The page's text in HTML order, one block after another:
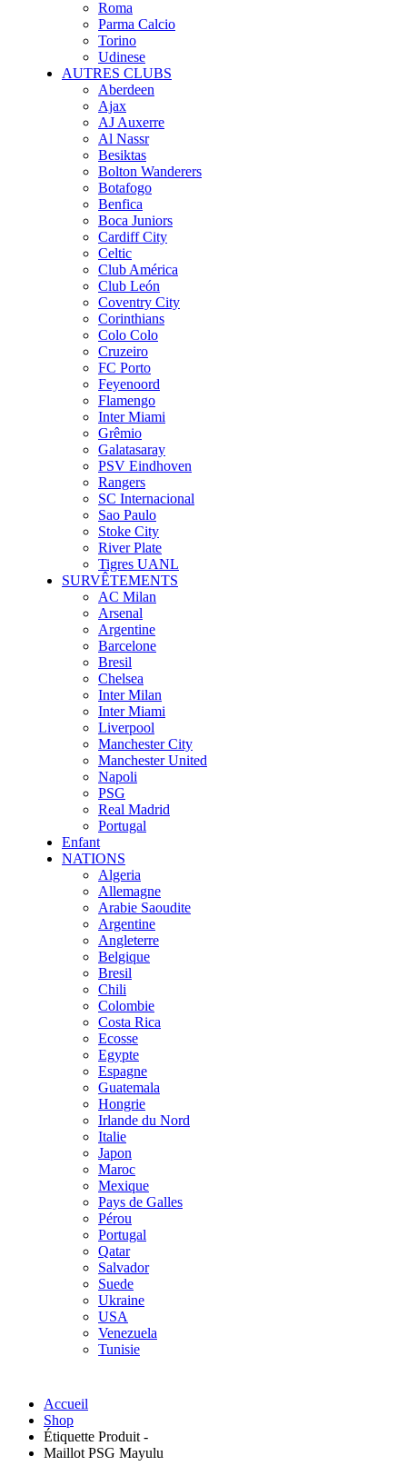
Roma
Parma Calcio
Torino
Udinese
AUTRES CLUBS
Aberdeen
Ajax
AJ Auxerre
Al Nassr
Besiktas
Bolton Wanderers
Botafogo
Benfica
Boca Juniors
Cardiff City
Celtic
Club América
Club León
Coventry City
Corinthians
Colo Colo
Cruzeiro
FC Porto
Feyenoord
Flamengo
Inter Miami
Grêmio
Galatasaray
PSV Eindhoven
Rangers
SC Internacional
Sao Paulo
Stoke City
River Plate
Tigres UANL
SURVÊTEMENTS
AC Milan
Arsenal
Argentine
Barcelone
Bresil
Chelsea
Inter Milan
Inter Miami
Liverpool
Manchester City
Manchester United
Napoli
PSG
Real Madrid
Portugal
Enfant
NATIONS
Algeria
Allemagne
Arabie Saoudite
Argentine
Angleterre
Belgique
Bresil
Chili
Colombie
Costa Rica
Ecosse
Egypte
Espagne
Guatemala
Hongrie
Irlande du Nord
Italie
Japon
Maroc
Mexique
Pays de Galles
Pérou
Portugal
Qatar
Salvador
Suede
Ukraine
USA
Venezuela
Tunisie
Accueil
Shop
Étiquette Produit -
Maillot PSG Mayulu